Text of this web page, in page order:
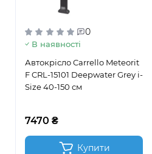
0
В наявності
Автокрісло Carrello Meteorit
F CRL-15101 Deepwater Grey i-
Size 40-150 см
7470 ₴
Купити